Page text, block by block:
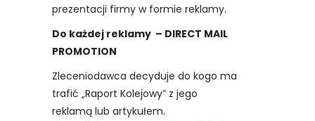
prezentacji firmy w formie reklamy.
Do każdej reklamy – DIRECT MAIL
PROMOTION
Zleceniodawca decyduje do kogo ma
trafić „Raport Kolejowy” z jego
reklamą lub artykułem.